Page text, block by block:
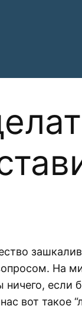
На
если
вот такое